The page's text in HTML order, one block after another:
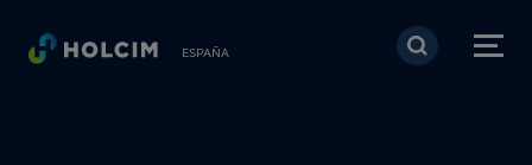
Pasar al contenido
ESPAÑA